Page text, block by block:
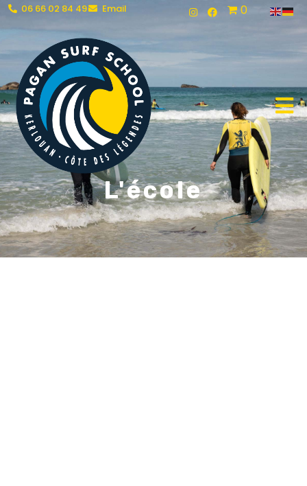
06 66 02 84 49 Email 0
L'école